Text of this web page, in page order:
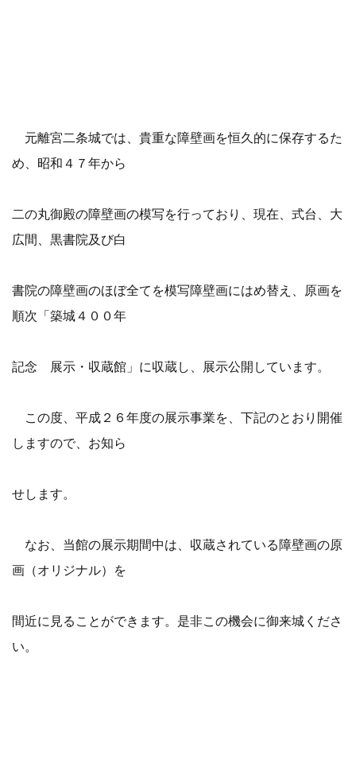
元離宮二条城では、貴重な障壁画を恒久的に保存するた
め、昭和４７年から
二の丸御殿の障壁画の模写を行っており、現在、式台、大
広間、黒書院及び白
書院の障壁画のほぼ全てを模写障壁画にはめ替え、原画を
順次「築城４００年
記念 展示・収蔵館」に収蔵し、展示公開しています。
この度、平成２６年度の展示事業を、下記のとおり開催
しますので、お知ら
せします。
なお、当館の展示期間中は、収蔵されている障壁画の原
画（オリジナル）を
間近に見ることができます。是非この機会に御来城くださ
い。